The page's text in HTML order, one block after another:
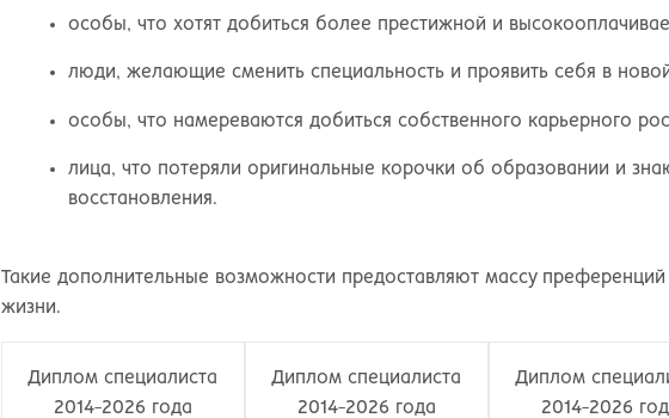
Великий Новгород
Владикавказ
Волгоград
Волжский
Екатеринбург
Ижевск
Иркутск
Йошкар-Ола
Находка
Нижний Новгород
Нижний Тагил
Омск
Оренбург
Орск
особы, что хотят добиться более престижной и
люди, желающие сменить специальность и проявить себя в
особы, что намереваются добиться собственного карьерного
лица, что потеряли оригинальные корочки об образовании и
восстановления.
Такие дополнительные возможности предоставляют массу
жизни.
Диплом специалиста
2014-2026 года
Диплом специалиста
2014-2026 года
Диплом
2014-2026